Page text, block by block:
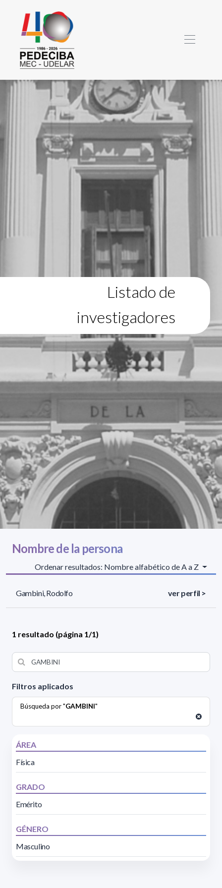
Listado de
investigadores
Filtros aplicados
Búsqueda por "GAMBINI"
ÁREA
Física
GRADO
Emérito
GÉNERO
Masculino
Nombre de la persona
Ordenar resultados: Nombre alfabético de A a Z
Gambini, Rodolfo ver perfil >
1 resultado (página 1/1)